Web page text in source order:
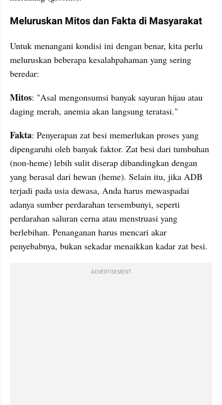
Meluruskan Mitos dan Fakta di Masyarakat
Untuk menangani kondisi ini dengan benar, kita perlu
meluruskan beberapa kesalahpahaman yang sering
beredar:
Mitos: "Asal mengonsumsi banyak sayuran hijau atau
daging merah, anemia akan langsung teratasi."
Fakta: Penyerapan zat besi memerlukan proses yang
dipengaruhi oleh banyak faktor. Zat besi dari tumbuhan
(non-heme) lebih sulit diserap dibandingkan dengan
yang berasal dari hewan (heme). Selain itu, jika ADB
terjadi pada usia dewasa, Anda harus mewaspadai
adanya sumber perdarahan tersembunyi, seperti
perdarahan saluran cerna atau menstruasi yang
berlebihan. Penanganan harus mencari akar
penyebabnya, bukan sekadar menaikkan kadar zat besi.
ADVERTISEMENT